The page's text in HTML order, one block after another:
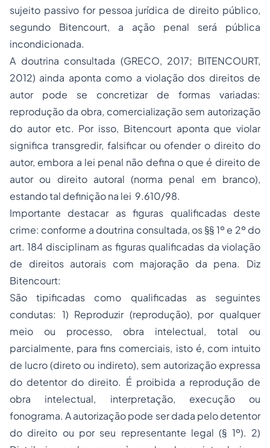
sujeito passivo for pessoa jurídica de direito público,
segundo Bitencourt, a ação penal será pública
incondicionada.
A doutrina consultada (GRECO, 2017; BITENCOURT,
2012) ainda aponta como a violação dos direitos de
autor pode se concretizar de formas variadas:
reprodução da obra, comercialização sem autorização
do autor etc. Por isso, Bitencourt aponta que violar
significa transgredir, falsificar ou ofender o direito do
autor, embora a lei penal não defina o que é direito de
autor ou direito autoral (norma penal em branco),
estando tal definição na lei 9.610/98.
Importante destacar as figuras qualificadas deste
crime: conforme a doutrina consultada, os §§ 1º e 2º do
art. 184 disciplinam as figuras qualificadas da violação
de direitos autorais com majoração da pena. Diz
Bitencourt:
São tipificadas como qualificadas as seguintes
condutas: 1) Reproduzir (reprodução), por qualquer
meio ou processo, obra intelectual, total ou
parcialmente, para fins comerciais, isto é, com intuito
de lucro (direto ou indireto), sem autorização expressa
do detentor do direito. É proibida a reprodução de
obra intelectual, interpretação, execução ou
fonograma. A autorização pode ser dada pelo detentor
do direito ou por seu representante legal (§ 1º). 2)